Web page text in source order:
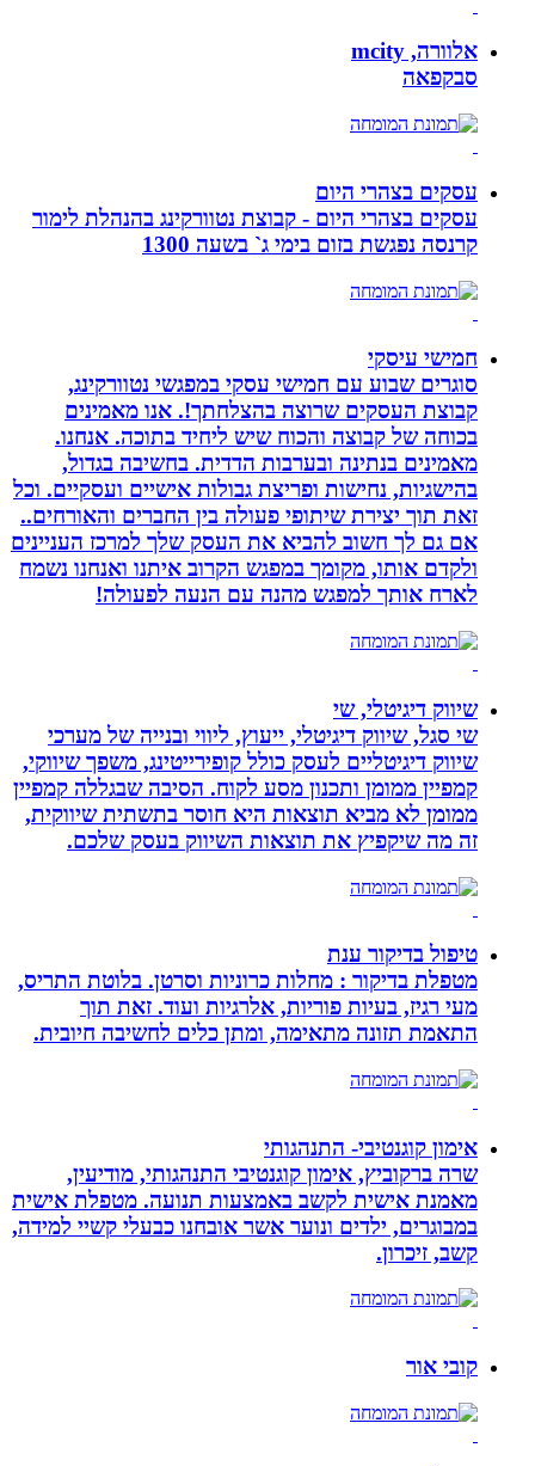
אלוורה, mcity
סבקפאה
עסקים בצהרי היום
עסקים בצהרי היום - קבוצת נטוורקינג בהנהלת לימור
קרנסה נפגשת בזום בימי ג` בשעה 1300
חמישי עיסקי
סוגרים שבוע עם חמישי עסקי במפגשי נטוורקינג,
קבוצת העסקים שרוצה בהצלחתך!. אנו מאמינים
בכוחה של קבוצה והכוח שיש ליחיד בתוכה. אנחנו.
מאמינים בנתינה ובערבות הדדית. בחשיבה בגדול,
בהישגיות, נחישות ופריצת גבולות אישיים ועסקיים. וכל
זאת תוך יצירת שיתופי פעולה בין החברים והאורחים..
אם גם לך חשוב להביא את העסק שלך למרכז העניינים
ולקדם אותו, מקומך במפגש הקרוב איתנו ואנחנו נשמח
לארח אותך למפגש מהנה עם הנעה לפעולה!
שיווק דיגיטלי, שי
שי סגל, שיווק דיגיטלי, ייעוץ, ליווי ובנייה של מערכי
שיווק דיגיטליים לעסק כולל קופירייטינג, משפך שיווקי,
קמפיין ממומן ותכנון מסע לקוח. הסיבה שבגללה קמפיין
ממומן לא מביא תוצאות היא חוסר בתשתית שיווקית,
זה מה שיקפיץ את תוצאות השיווק בעסק שלכם.
טיפול בדיקור ענת
מטפלת בדיקור : מחלות כרוניות וסרטן. בלוטת התריס,
מעי רגיז, בעיות פוריות, אלרגיות ועוד. זאת תוך
התאמת תזונה מתאימה, ומתן כלים לחשיבה חיובית.
אימון קוגנטיבי- התנהגותי
שרה ברקוביץ, אימון קוגנטיבי התנהגותי, מודיעין,
מאמנת אישית לקשב באמצעות תנועה. מטפלת אישית
במבוגרים, ילדים ונוער אשר אובחנו כבעלי קשיי למידה,
קשב, זיכרון.
קובי אור